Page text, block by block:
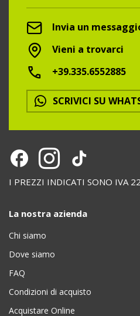
Invia un
Vieni a trovarci
+39.335.6552885
SCRIVICI SU
I PREZZI INDICATI SONO IVA
La nostra azienda
Chi siamo
Dove siamo
FAQ
Condizioni di acquisto
Acquistare Online